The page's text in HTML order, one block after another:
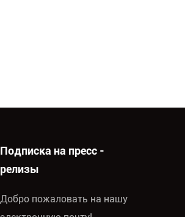
Подписка на пресс -
релизы
Добро пожаловать на нашу